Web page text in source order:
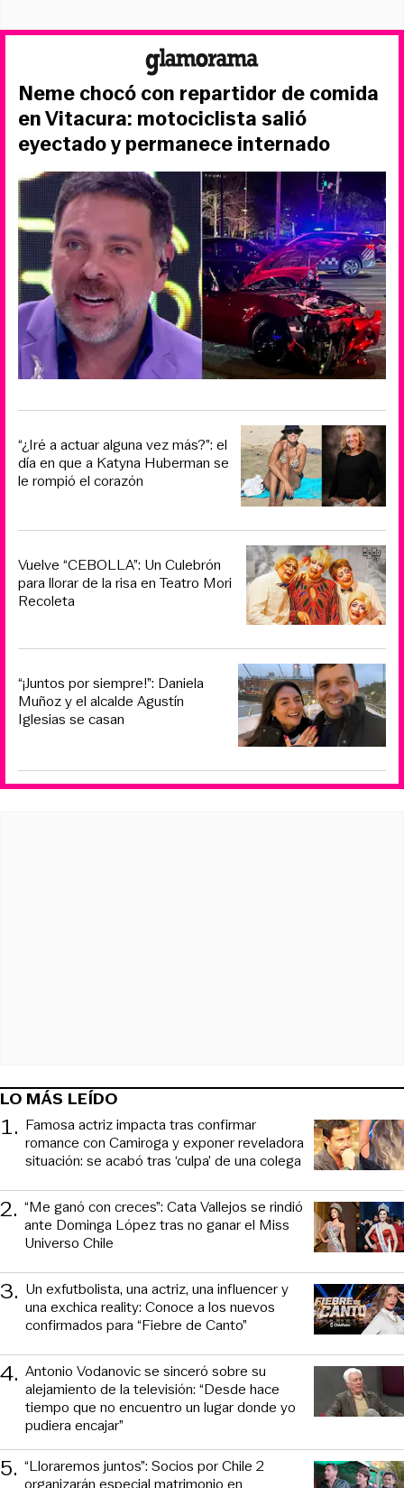
Neme chocó con repartidor de comida
en Vitacura: motociclista salió
eyectado y permanece internado
“¿Iré a actuar alguna vez más?”: el
día en que a Katyna Huberman se
le rompió el corazón
Vuelve “CEBOLLA”: Un Culebrón
para llorar de la risa en Teatro Mori
Recoleta
“¡Juntos por siempre!”: Daniela
Muñoz y el alcalde Agustín
Iglesias se casan
LO MÁS LEÍDO
1. Famosa actriz impacta tras confirmar
romance con Camiroga y exponer reveladora
situación: se acabó tras ‘culpa’ de una colega
2. “Me ganó con creces”: Cata Vallejos se rindió
ante Dominga López tras no ganar el Miss
Universo Chile
3. Un exfutbolista, una actriz, una influencer y
una exchica reality: Conoce a los nuevos
confirmados para “Fiebre de Canto”
4. Antonio Vodanovic se sinceró sobre su
alejamiento de la televisión: “Desde hace
tiempo que no encuentro un lugar donde yo
pudiera encajar”
5. “Lloraremos juntos”: Socios por Chile 2
organizarán especial matrimonio en